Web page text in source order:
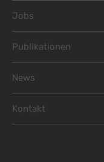
Jobs
Publikationen
News
Kontakt